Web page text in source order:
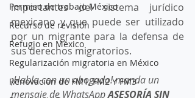
Permiso de trabajo México
Recurso de revisión
Refugio en México
Regularización migratoria en México
Renovación de FM1, FM2 Y FM3
importantes del sistema jurídico
mexicano y que puede ser utilizado
por un migrante para la defensa de
sus derechos migratorios.
¡Habla con un abogado! manda un
mensaje de WhatsApp ASESORÍA SIN